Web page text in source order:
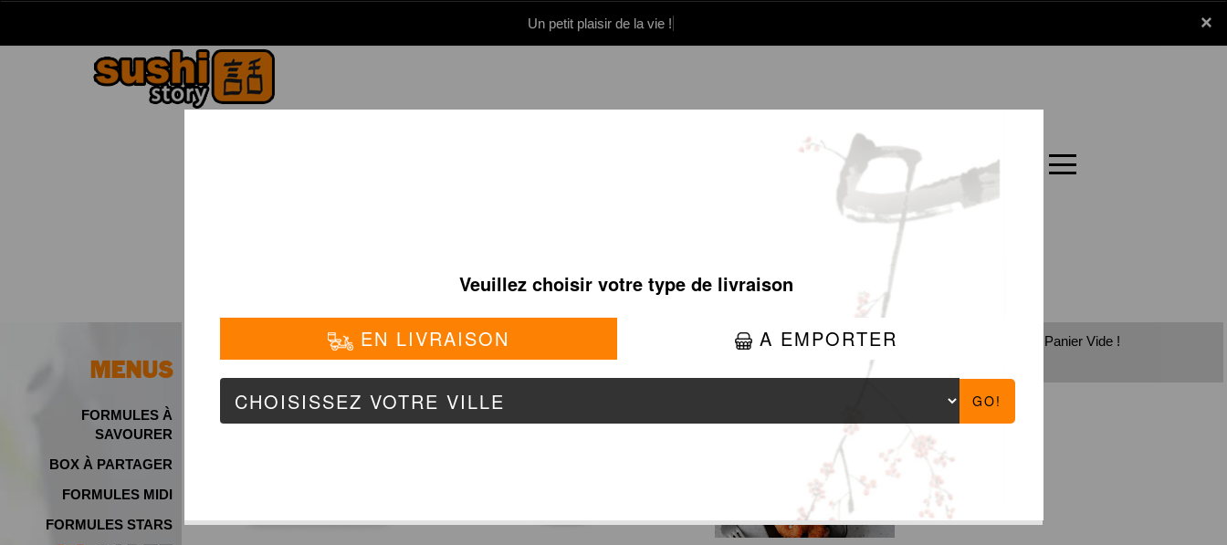
×
Un petit plaisir de la vie !
Panier Carte
x
MENUS
FORMULES À
SAVOURER
BOX À PARTAGER
FORMULES MIDI
FORMULES STARS
PLATS CREVETTES EN SAUCE Panier Vide !